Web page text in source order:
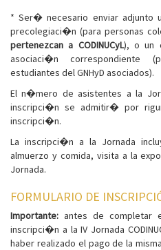
* Ser� necesario enviar adjunto
precolegiaci�n (para personas
pertenezcan a CODINUCyL), o un
asociaci�n correspondiente
estudiantes del GNHyD asociados).
El n�mero de asistentes a la
inscripci�n se admitir� por
inscripci�n.
La inscripci�n a la Jornada
almuerzo y comida, visita a la
Jornada.
FORMULARIO DE
Importante: antes de completar
inscripci�n a la IV Jornada
haber realizado el pago de la